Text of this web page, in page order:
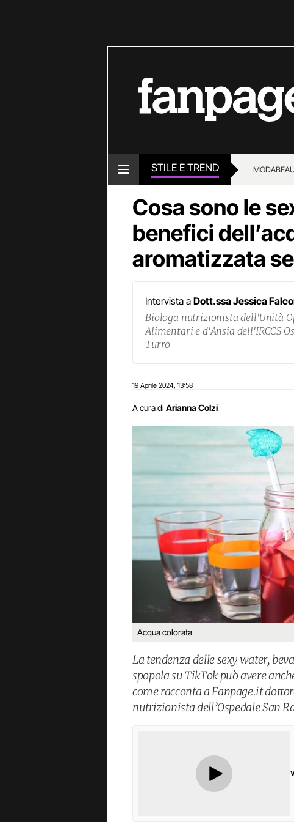
STILE E TREND MODA
Cosa sono le
benefici
aromatizzata
Intervista a Dott.ssa Jessica
Biologa nutrizionista dell'Unità
Alimentari e d'Ansia dell'IRCCS
Turro
19 Aprile 2024 13:58
A cura di Arianna Colzi
Acqua colorata
La tendenza delle sexy water,
spopola su TikTok può avere
come racconta a Fanpage.it
nutrizionista dell’Ospedale San